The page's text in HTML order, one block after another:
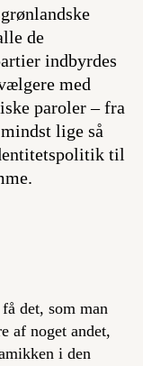
de
indbyrdes
med
paroler – fra
lige så
til
det, som man
af noget andet,
i den